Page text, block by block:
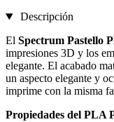
Descripción
El Spectrum Pastello
impresiones 3D y los
elegante. El acabado
un aspecto elegante y
imprime con la misma
Propiedades del PLA